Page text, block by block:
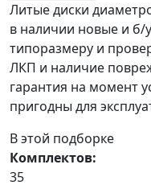
Литые диски
в наличии новые и б/
типоразмеру и
ЛКП и наличие
гарантия на момент
пригодны для
В этой подборке
Комплектов:
35